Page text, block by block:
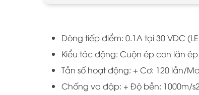
Dòng tiếp điểm: 0.1A tại 30 VDC
Kiểu tác động: Cuộn ép con lăn ép
Tần số hoạt động: + Cơ: 120 lần/
Chống va đập: + Độ bền: 1000m/